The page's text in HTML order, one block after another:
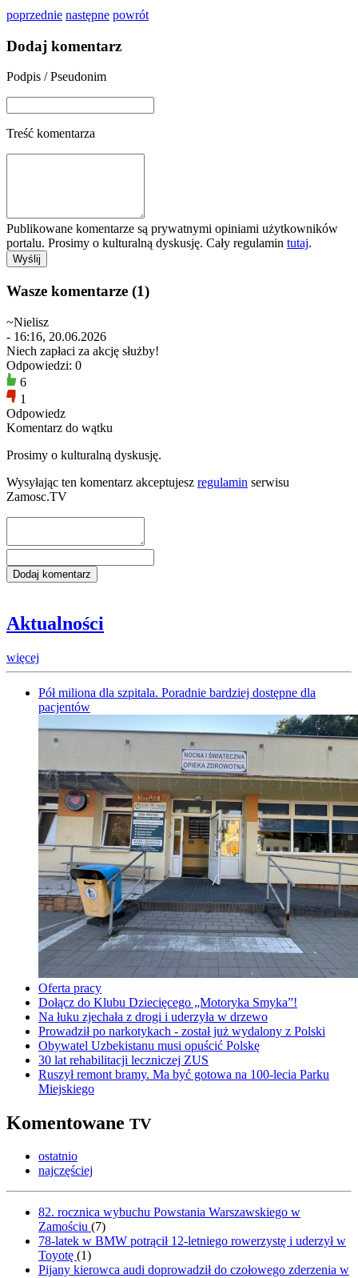
poprzednie następne powrót
Dodaj komentarz
Podpis / Pseudonim
Treść komentarza
Publikowane komentarze są prywatnymi opiniami użytkowników
portalu. Prosimy o kulturalną dyskusję. Cały regulamin tutaj.
Wasze komentarze (1)
~Nielisz
- 16:16, 20.06.2026
Niech zapłaci za akcję służby!
Odpowiedzi: 0
6
1
Odpowiedz
Komentarz do wątku
Prosimy o kulturalną dyskusję.
Wysyłając ten komentarz akceptujesz regulamin serwisu
Zamosc.TV
Aktualności
więcej
Pół miliona dla szpitala. Poradnie bardziej dostępne dla
pacjentów
Oferta pracy
Dołącz do Klubu Dziecięcego „Motoryka Smyka”!
Na łuku zjechała z drogi i uderzyła w drzewo
Prowadził po narkotykach - został już wydalony z Polski
Obywatel Uzbekistanu musi opuścić Polskę
30 lat rehabilitacji leczniczej ZUS
Ruszył remont bramy. Ma być gotowa na 100-lecia Parku
Miejskiego
Komentowane TV
ostatnio
najczęściej
82. rocznica wybuchu Powstania Warszawskiego w
Zamościu (7)
78-latek w BMW potrącił 12-letniego rowerzystę i uderzył w
Toyotę (1)
Pijany kierowca audi doprowadził do czołowego zderzenia w